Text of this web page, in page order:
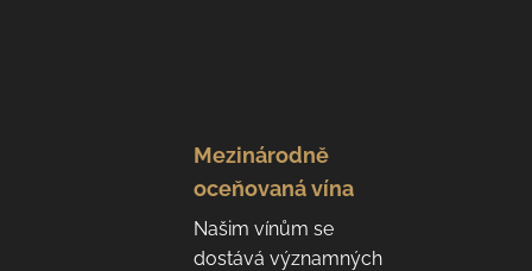
Mezinárodně
oceňovaná vína
Našim vínům se
dostává významných